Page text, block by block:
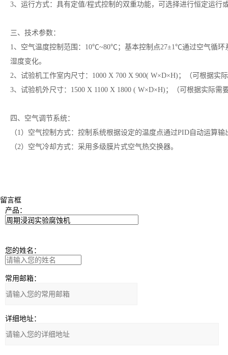
3、运行方式：具有定值/程式控制的双重功能，可选择进行恒定运行
三、技术参数：
1、空气温度控制范围：10℃~80℃；基本控制点27±1℃通过空气循
湿度变化。
2、试验机工作室内尺寸：1000 X 700 X 900( W×D×H)；（可根据实
3、试验机外尺寸：1500 X 1100 X 1800 ( W×D×H)；（可根据实际需
四、空气调节系统：
（1）空气控制方式：控制系统根据设定的温度点通过PID自动运算
（2）空气冷却方式：采用多级膜片式空气热交换器。
留言框
产品：
您的姓名：
常用邮箱：
详细地址：